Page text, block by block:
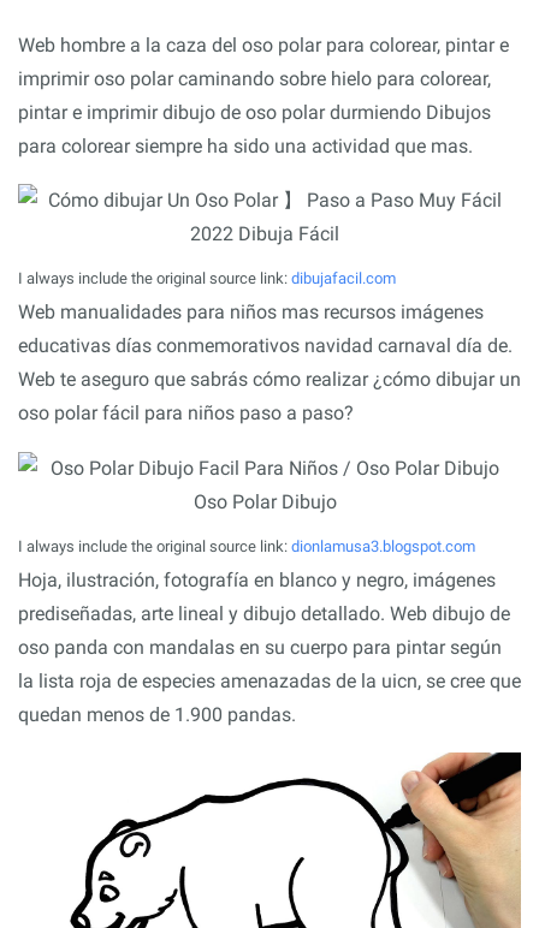
Web hombre a la caza del oso polar para colorear, pintar e
imprimir oso polar caminando sobre hielo para colorear,
pintar e imprimir dibujo de oso polar durmiendo Dibujos
para colorear siempre ha sido una actividad que mas.
I always include the original source link: dibujafacil.com
Web manualidades para niños mas recursos imágenes
educativas días conmemorativos navidad carnaval día de.
Web te aseguro que sabrás cómo realizar ¿cómo dibujar un
oso polar fácil para niños paso a paso?
I always include the original source link: dionlamusa3.blogspot.com
Hoja, ilustración, fotografía en blanco y negro, imágenes
prediseñadas, arte lineal y dibujo detallado. Web dibujo de
oso panda con mandalas en su cuerpo para pintar según
la lista roja de especies amenazadas de la uicn, se cree que
quedan menos de 1.900 pandas.